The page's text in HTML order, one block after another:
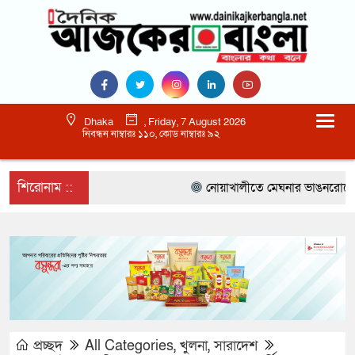
Dhaka
, Friday, 7 August 2026
নিবন্ধন নাম্বারঃ ১১০, কোড নাম্বারঃ ৯২
শিরোনাম :: নোয়াখালীতে মেঘনার ভাঙনরোধে
প্রচ্ছদ All Categories, খুলনা,সারাদেশ